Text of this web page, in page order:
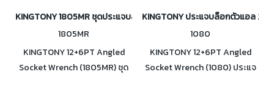
KINGTONY 1805MR ชุดประแจบล็อกตัวแอล 2 หัว (12,6เหลี่ยม) 5ตัว/ชุด
1805MR
KINGTONY 12+6PT Angled
Socket Wrench (1805MR) ชุด
KINGTONY ประแจบล็อกตัวแอล 2 หั
1080
KINGTONY 12+6PT Angled
Socket Wrench (1080) ประแจ